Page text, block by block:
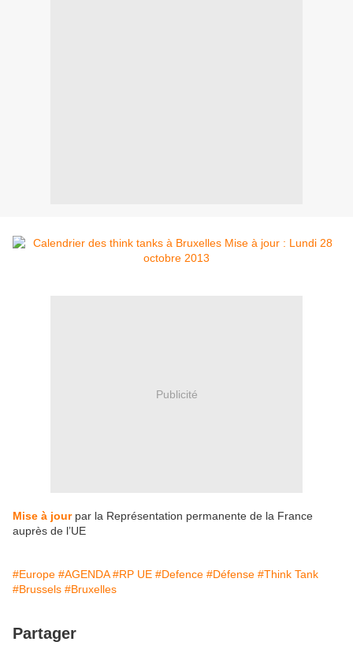
Publicité
Mise à jourpar la Représentation permanente de la France
auprès de l’UE
#Europe #AGENDA #RP UE #Defence #Défense #Think Tank
#Brussels #Bruxelles
Partager